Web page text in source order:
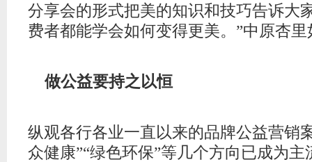
分享会的形式把美的知识和技巧告诉大
费者都能学会如何变得更美。”中原杏
做公益要持之以恒
纵观各行各业一直以来的品牌公益营销
众健康”“绿色环保”等几个方向已成为